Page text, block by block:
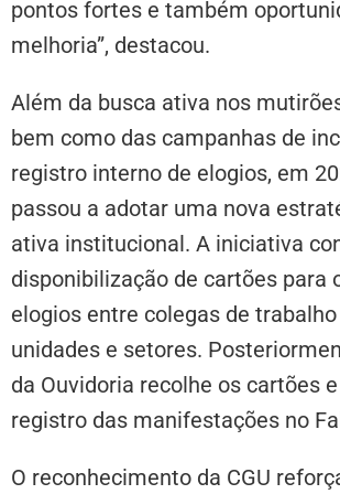
pontos fortes e também
melhoria”, destacou.
Além da busca ativa nos
bem como das campanhas de
registro interno de elogios, em
passou a adotar uma nova
ativa institucional. A iniciativa
disponibilização de cartões para
elogios entre colegas de
unidades e setores.
da Ouvidoria recolhe os cartões
registro das manifestações no
O reconhecimento da CGU